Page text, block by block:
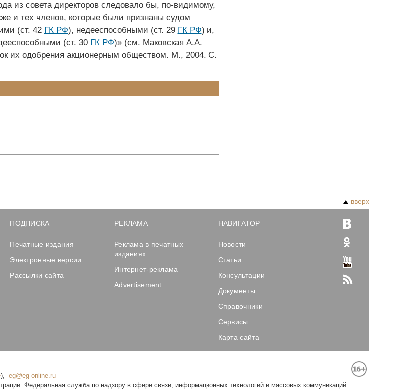
из совета директоров следовало бы, по-видимому,
и тех членов, которые были признаны судом
(ст. 42 ГК РФ), недееспособными (ст. 29 ГК РФ) и,
(ст. 30 ГК РФ)» (см. Маковская А.А.
их одобрения акционерным обществом. М., 2004. С.
вверх
ПОДПИСКА
Печатные издания
Электронные версии
Рассылки сайта
РЕКЛАМА
Реклама в печатных
изданиях
Интернет-реклама
Advertisement
НАВИГАТОР
Новости
Статьи
Консультации
Документы
Справочники
Сервисы
Карта сайта
),
Федеральная служба по надзору в сфере связи, информационных технологий и массовых коммуникаций.